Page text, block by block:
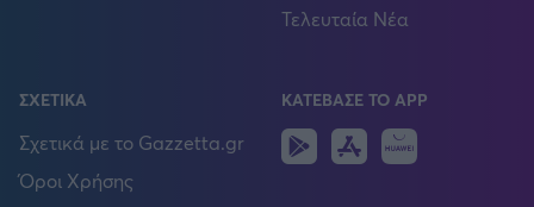
Τελευταία Νέα
ΣΧΕΤΙΚΑ
Σχετικά με το Gazzetta.gr
Όροι Χρήσης
ΚΑΤΕΒΑΣΕ ΤΟ APP
Android
IOS